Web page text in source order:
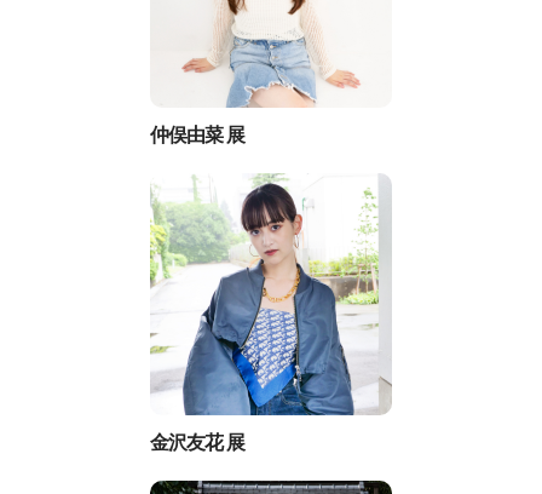
仲俣由菜 展
金沢友花 展